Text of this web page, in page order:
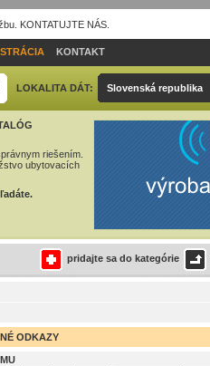
KONTATUJTE NÁS.
KONTAKT
LOKALITA DÁT: Slovenská republika
riešením.
ubytovacích
pridajte sa do kategórie
ODKAZY